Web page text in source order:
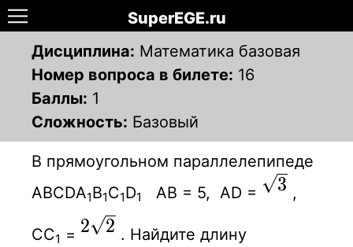
SuperEGE.ru
Дисциплина: Математика базовая
Номер вопроса в билете: 16
Баллы: 1
Сложность: Базовый
В прямоугольном параллелепипеде
АВСDА1В1С1D1 АВ = 5, АD = \sqrt
3 ,
СС1 = 2\sqrt
2 2 . Найдите длину